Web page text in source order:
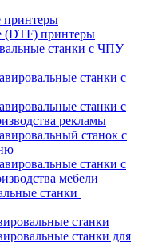
(DTF) принтеры
станки с ЧПУ
станки с
станки с
рекламы
станок с
станки с
мебели
станки
станки
станки для